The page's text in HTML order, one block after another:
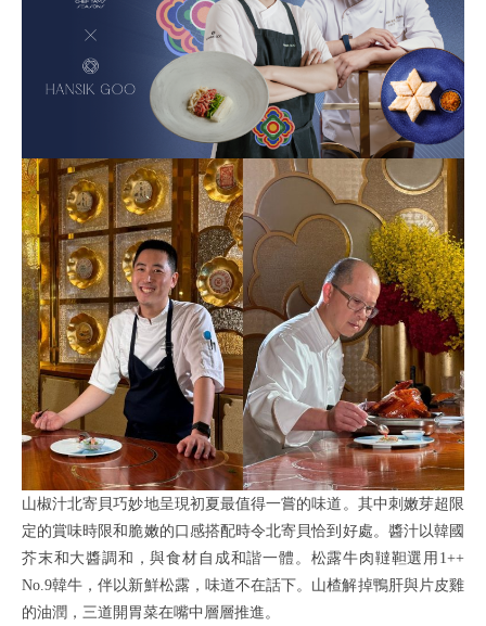
山椒汁北寄貝巧妙地呈現初夏最值得一嘗的味道。其中刺嫩芽超限
定的賞味時限和脆嫩的口感搭配時令北寄貝恰到好處。醬汁以韓國
芥末和大醬調和，與食材自成和諧一體。松露牛肉韃靼選用1++
No.9韓牛，伴以新鮮松露，味道不在話下。山楂解掉鴨肝與片皮雞
的油潤，三道開胃菜在嘴中層層推進。